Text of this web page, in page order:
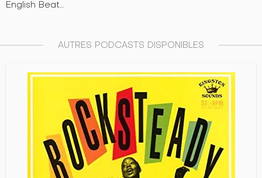
English Beat…
AUTRES PODCASTS DISPONIBLES